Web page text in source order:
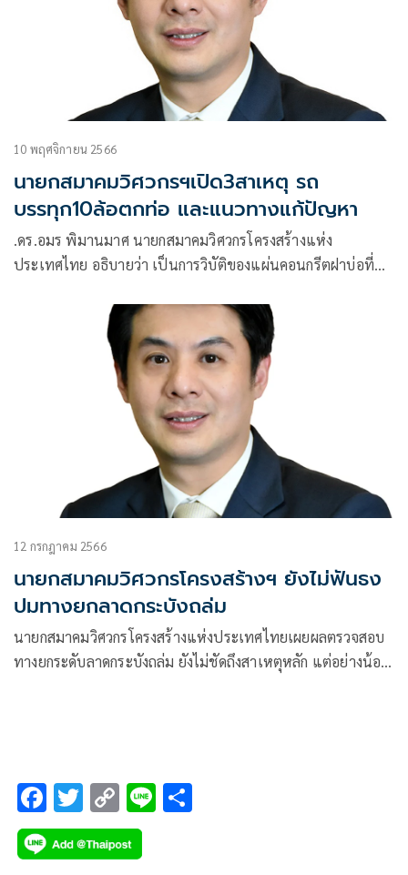
10 พฤศจิกายน 2566
นายกสมาคมวิศวกรฯเปิด3สาเหตุ รถ
บรรทุก10ล้อตกท่อ และแนวทางแก้ปัญหา
.ดร.อมร พิมานมาศ นายกสมาคมวิศวกรโครงสร้างแห่ง
ประเทศไทย อธิบายว่า เป็นการวิบัติของแผ่นคอนกรีตฝาบ่อที่นำ
12 กรกฎาคม 2566
นายกสมาคมวิศวกรโครงสร้างฯ ยังไม่ฟันธง
ปมทางยกลาดกระบังถล่ม
นายกสมาคมวิศวกรโครงสร้างแห่งประเทศไทยเผยผลตรวจสอบ
ทางยกระดับลาดกระบังถล่ม ยังไม่ชัดถึงสาเหตุหลัก แต่อย่างน้อย
F
ac
e
T
wi
tt
C
o
p
Li